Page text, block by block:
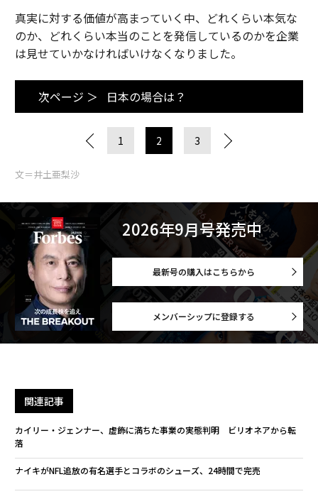
真実に対する価値が高まっていく中、どれくらい本気な
のか、どれくらい本当のことを発信しているのかを企業
は見せていかなければいけなくなりました。
次ページ ＞ 日本の場合は？
1 2 3
文＝井土亜梨沙
2026年9月号発売中
最新号の購入はこちらから
メンバーシップに登録する
関連記事
カイリー・ジェンナー、虚飾に満ちた事業の実態判明 ビリオネアから転
落
ナイキがNFL追放の有名選手とコラボのシューズ、24時間で完売